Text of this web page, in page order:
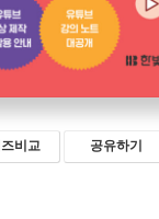
비교 공유하기